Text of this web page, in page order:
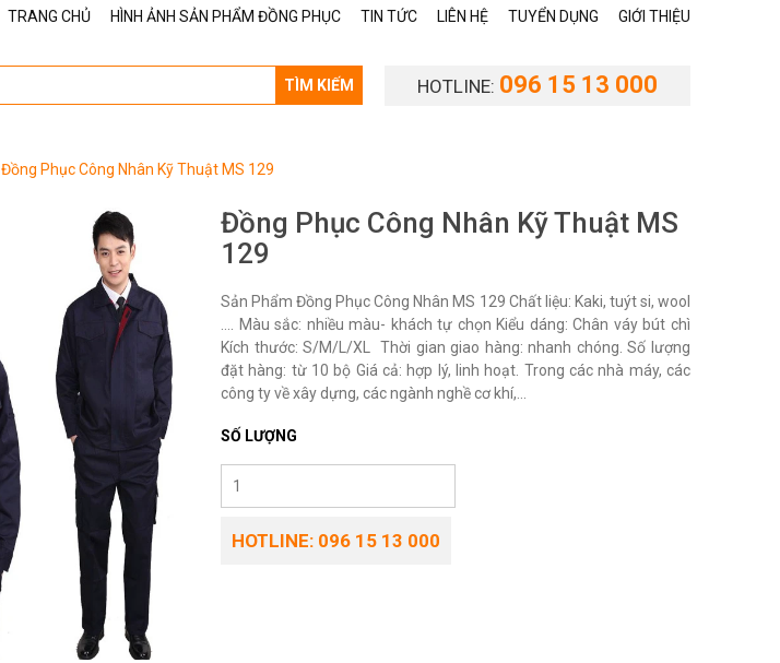
TRANG CHỦ HÌNH ẢNH SẢN PHẨM ĐỒNG PHỤC TIN TỨC LIÊN HỆ TUYỂN DỤNG GIỚI THIỆU
HOTLINE: 096 15 13 000
TÌM KIẾM
Đồng Phục Công Nhân Kỹ Thuật MS 129
Đồng Phục Công Nhân Kỹ Thuật MS
129
Sản Phẩm Đồng Phục Công Nhân MS 129 Chất liệu: Kaki, tuýt si, wool
…. Màu sắc: nhiều màu- khách tự chọn Kiểu dáng: Chân váy bút chì
Kích thước: S/M/L/XL Thời gian giao hàng: nhanh chóng. Số lượng
đặt hàng: từ 10 bộ Giá cả: hợp lý, linh hoạt. Trong các nhà máy, các
công ty về xây dựng, các ngành nghề cơ khí,...
SỐ LƯỢNG
HOTLINE: 096 15 13 000